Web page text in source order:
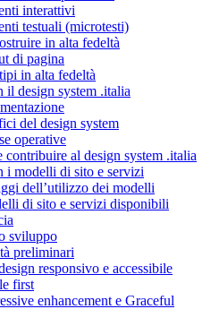
interattivi
testuali (microtesti)
in alta fedeltà
di pagina
in alta fedeltà
il design system .italia
del design system
operative
contribuire al design system .italia
i modelli di sito e servizi
dell’utilizzo dei modelli
di sito e servizi disponibili
sviluppo
preliminari
responsivo e accessibile
first
enhancement e Graceful